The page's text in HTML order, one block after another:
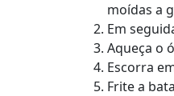
moídas a
Em
Aqueça o
Escorra
Frite a